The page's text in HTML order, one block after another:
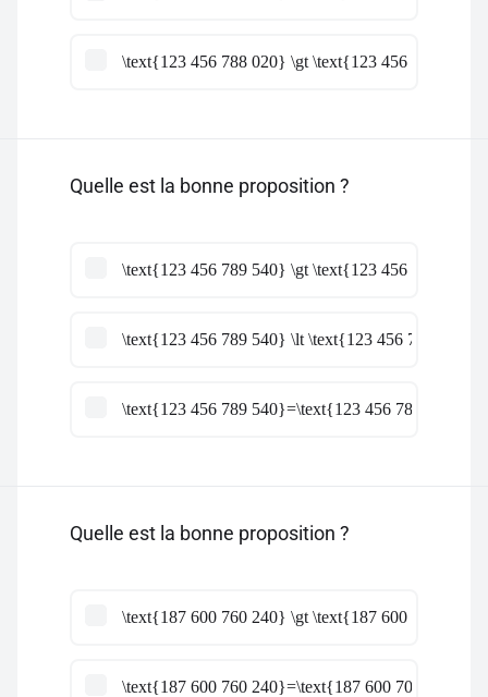
\text{123 456 788 020} \gt \text{123 456 788 030}
Quelle est la bonne proposition ?
\text{123 456 789 540} \gt \text{123 456 789 540}
\text{123 456 789 540} \lt \text{123 456 789 540}
\text{123 456 789 540}=\text{123 456 789 540}
Quelle est la bonne proposition ?
\text{187 600 760 240} \gt \text{187 600 706 240}
\text{187 600 760 240}=\text{187 600 706 240}